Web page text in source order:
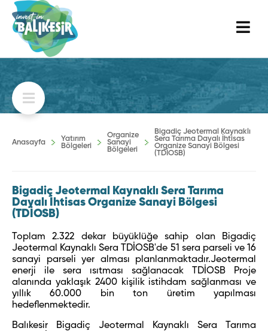
Anasayfa
Yatırım
Bölgeleri
Organize
Sanayi
Bölgeleri
Bigadiç Jeotermal Kaynaklı
Sera Tarıma Dayalı İhtisas
Organize Sanayi Bölgesi
(TDİOSB)
Bigadiç Jeotermal Kaynaklı Sera Tarıma
Dayalı İhtisas Organize Sanayi Bölgesi
(TDİOSB)
Toplam 2.322 dekar büyüklüğe sahip olan Bigadiç
Jeotermal Kaynaklı Sera TDİOSB'de 51 sera parseli ve 16
sanayi parseli yer alması planlanmaktadır.Jeotermal
enerji ile sera ısıtması sağlanacak TDİOSB Proje
alanında yaklaşık 2400 kişilik istihdam sağlanması ve
yıllık 60.000 bin ton üretim yapılması
hedeflenmektedir.
Balıkesir Bigadiç Jeotermal Kaynaklı Sera Tarıma